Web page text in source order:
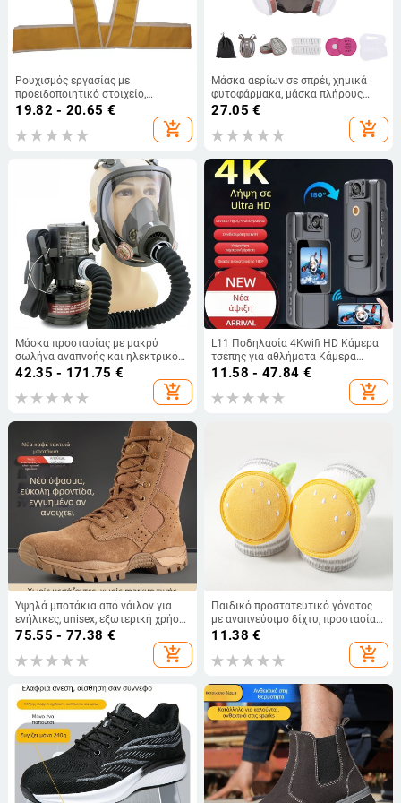
Ρουχισμός εργασίας με
προειδοποιητικό στοιχείο,
μοντέλο: ρούχα εργασίας; μη
εισαγόμενο; κύρια αγορά: Κίνα;
χωρίς αδειοδοτημένες ιδιωτικές
19.82 - 20.65 €
add_shopping_cart
Μάσκα αερίων σε σπρέι, χημικά
φυτοφάρμακα, μάσκα πλήρους
προσώπου, πυρόσβεση, ευρύ
οπτικό πεδίο, φίλτρο μάσκας
αερίων σιλικόνης, μάσκα πλήρους
27.05 €
add_shopping_cart
Μάσκα προστασίας με μακρύ
σωλήνα αναπνοής και ηλεκτρικό
ανεμιστήρα για βαφές με ψεκασμό,
προστασία από οσμές λαδιού,
χημική σκόνη και ομίχλη
42.35 - 171.75 €
add_shopping_cart
L11 Ποδηλασία 4Kwifi HD Κάμερα
τσέπης για αθλήματα Κάμερα
εγγραφής Wifi Εξωτερική κάμερα
11.58 - 47.84 €
add_shopping_cart
Υψηλά μποτάκια από νάιλον για
ενήλικες, unisex, εξωτερική χρήση,
τακτικά στρατιωτικού στυλ
75.55 - 77.38 €
add_shopping_cart
Παιδικό προστατευτικό γόνατος
με αναπνεύσιμο δίχτυ, προστασία
από πτώσεις, τετραπλό παχύ
11.38 €
add_shopping_cart